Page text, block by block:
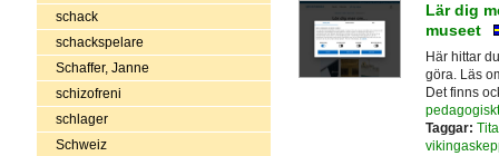
schack
schackspelare
Schaffer, Janne
schizofreni
schlager
Schweiz
Lär dig
museet
Här hittar
göra. Läs
Det finns
Taggar: